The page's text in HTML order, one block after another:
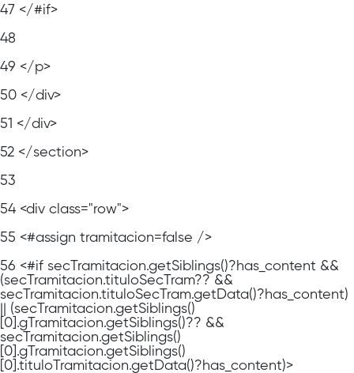
47 </#if>
48
49 </p>
50 </div>
51 </div>
52 </section>
53
54 <div class="row">
55 <#assign tramitacion=false />
56 <#if secTramitacion.getSiblings()?has_content &&
(secTramitacion.tituloSecTram?? &&
secTramitacion.tituloSecTram.getData()?has_content)
|| (secTramitacion.getSiblings()
[0].gTramitacion.getSiblings()?? &&
secTramitacion.getSiblings()
[0].gTramitacion.getSiblings()
[0].tituloTramitacion.getData()?has_content)>